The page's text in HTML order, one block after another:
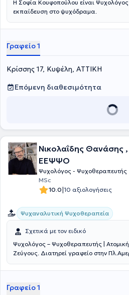
Η Σοφία Κουφοπούλου είναι Ψυχολόγος – Ψυχοθεραπεύτρια με
εκπαίδευση στο ψυχόδραμα.
Γραφείο 1
Κρίσσης 17, Κυψέλη, ΑΤΤΙΚΗ
Επόμενη διαθεσιμότητα
Νικολαΐδης
ΕΕΨΨΟ
Ψυχολόγος - Ψυχοθεραπευτής
MSc
10.0|10 αξιολογήσεις
Ψυχαναλυτική Ψυχοθεραπεία
Σχετικά με τον ειδικό
Ψυχολόγος – Ψυχοθεραπευτής |
Ζεύγους. Διατηρεί γραφείο στην
Γραφείο 1